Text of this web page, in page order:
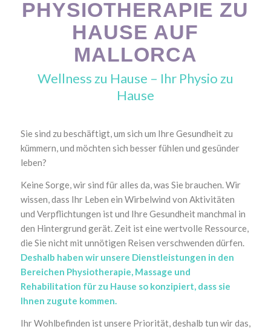
PHYSIOTHERAPIE ZU
HAUSE AUF
MALLORCA
Wellness zu Hause – Ihr Physio zu
Hause
Sie sind zu beschäftigt, um sich um Ihre Gesundheit zu
kümmern, und möchten sich besser fühlen und gesünder
leben?
Keine Sorge, wir sind für alles da, was Sie brauchen. Wir
wissen, dass Ihr Leben ein Wirbelwind von Aktivitäten
und Verpflichtungen ist und Ihre Gesundheit manchmal in
den Hintergrund gerät. Zeit ist eine wertvolle Ressource,
die Sie nicht mit unnötigen Reisen verschwenden dürfen.
Deshalb haben wir unsere Dienstleistungen in den
Bereichen Physiotherapie, Massage und
Rehabilitation für zu Hause so konzipiert, dass sie
Ihnen zugute kommen.
Ihr Wohlbefinden ist unsere Priorität, deshalb tun wir das,